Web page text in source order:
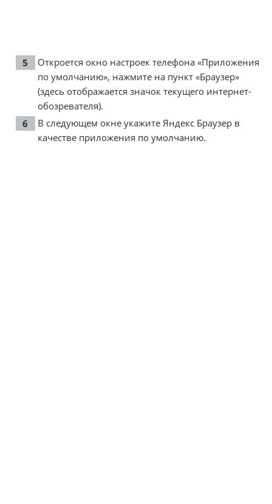
Откроется окно настроек телефона «Приложения
по умолчанию», нажмите на пункт «Браузер»
(здесь отображается значок текущего интернет-
обозревателя).
В следующем окне укажите Яндекс Браузер в
качестве приложения по умолчанию.